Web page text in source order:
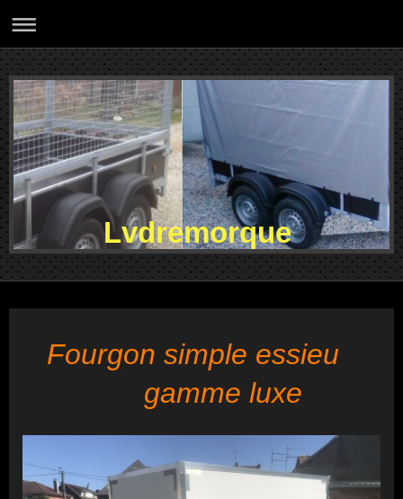
Lvdremorque
Fourgon simple essieu
gamme luxe